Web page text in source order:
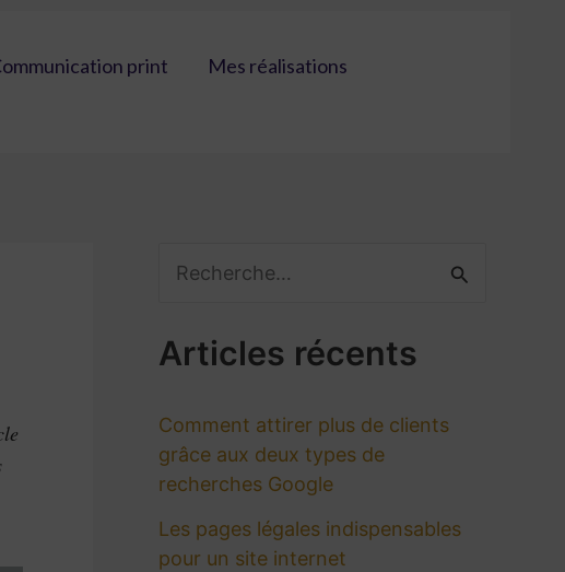
print
Mes réalisations
c
e
r
h
Articles récents
Comment attirer plus de clients
grâce aux deux types de
recherches Google
Les pages légales indispensables
pour un site internet